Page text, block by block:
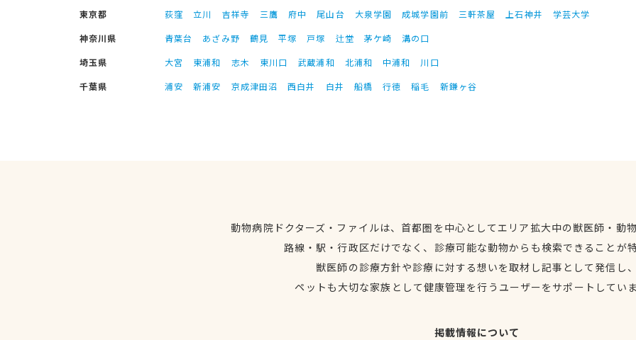
東京都 荻窪 立川 吉祥寺 三鷹 府中 尾山台 大泉学園 成城学園前 三軒茶屋 上石神井
学芸大学
神奈川県
青葉台 あざみ野 鶴見 平塚 戸塚 辻堂 茅ケ崎
溝の口
埼玉県
大宮 東浦和 志木 東川口 武蔵浦和 北浦和 中浦和
川口
千葉県
浦安 新浦安 京成津田沼 西白井 白井 船橋 行徳 稲毛 新鎌ヶ谷
動物病院ドクターズ・ファイルは、首都圏を中心としてエリア拡大中の獣医師・動
路線・駅・行政区だけでなく、診療可能な動物からも検索できることが
獣医師の診療方針や診療に対する想いを取材し記事として発信し
ペットも大切な家族として健康管理を行うユーザーをサポートしてい
掲載情報について